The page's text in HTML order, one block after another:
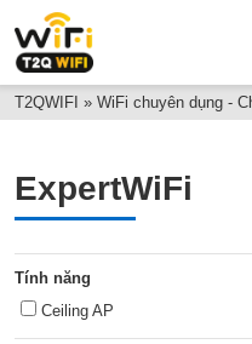
T2QWIFI » WiFi chuyên dụng -
ExpertWiFi
Tính năng
Ceiling AP